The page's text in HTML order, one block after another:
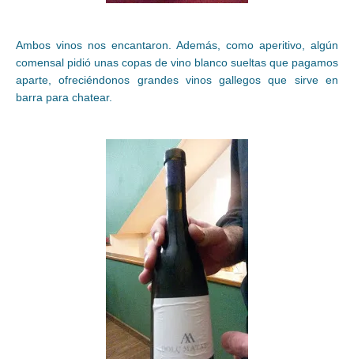
Ambos vinos nos encantaron. Además, como aperitivo, algún
comensal pidió unas copas de vino blanco sueltas que pagamos
aparte, ofreciéndonos grandes vinos gallegos que sirve en
barra para chatear.